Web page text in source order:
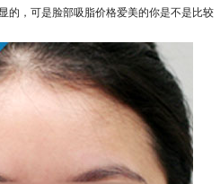
的，可是脸部吸脂价格爱美的你是不是比较